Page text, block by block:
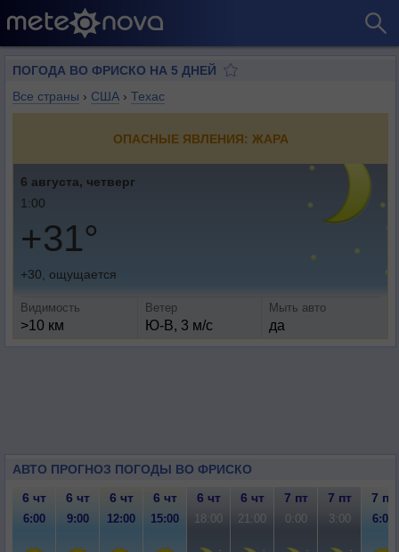
ПОГОДА ВО ФРИСКО НА 5 ДНЕЙ
Все страны › США › Техас
ОПАСНЫЕ ЯВЛЕНИЯ: ЖАРА
6 августа, четверг
1:00
+31°
+30, ощущается
Видимость
>10 км
Ветер
Ю-В, 3 м/с
Мыть авто
да
АВТО ПРОГНОЗ ПОГОДЫ ВО ФРИСКО
6 чт 6 чт 6 чт 6 чт 6 чт 6 чт 7 пт 7 пт 7 пт
6:00 9:00 12:00 15:00 18:00 21:00 0:00 3:00 6:00